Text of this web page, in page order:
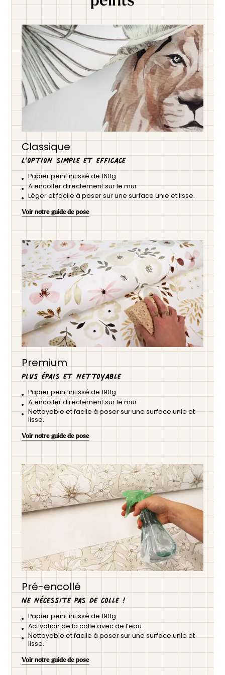
Classique
L’option simple et efficace
Papier peint intissé de 160g
À encoller directement sur le mur
Léger et facile à poser sur une surface unie et lisse.
Voir notre guide de pose
Premium
Plus épais et nettoyable
Papier peint intissé de 190g
À encoller directement sur le mur
Nettoyable et facile à poser sur une surface unie et
lisse.
Voir notre guide de pose
Pré-encollé
Ne nécessite pas de colle !
Papier peint intissé de 190g
Activation de la colle avec de l’eau
Nettoyable et facile à poser sur une surface unie et
lisse.
Voir notre guide de pose